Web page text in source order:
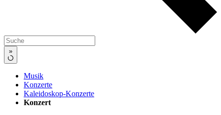
»
Musik
Konzerte
Kaleidoskop-Konzerte
Konzert